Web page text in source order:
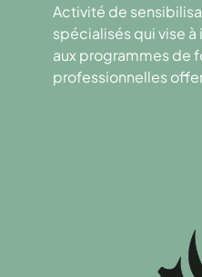
Activité de
spécialisés qui vise
aux programmes de
professionnelles